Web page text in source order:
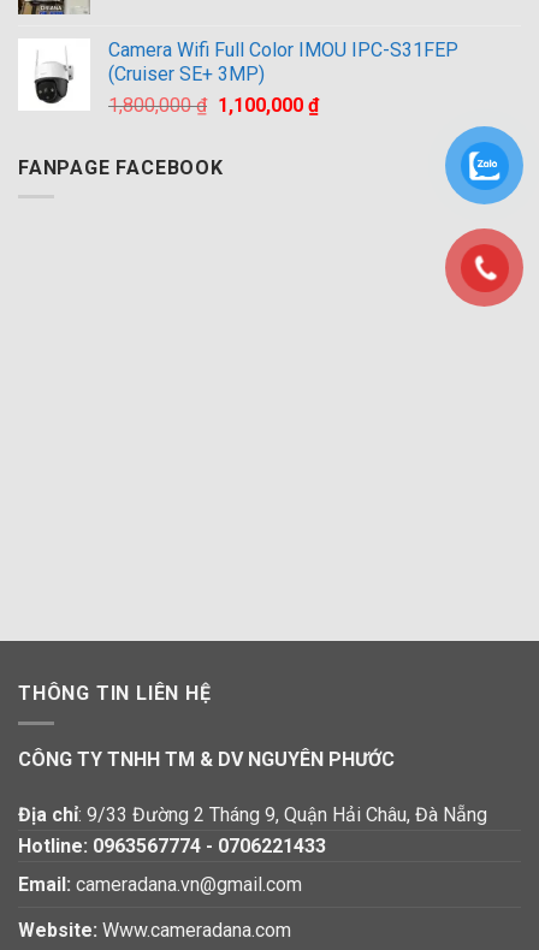
1,800,000 ₫.là:
Camera Wifi Full Color IMOU IPC-S31FEP
(Cruiser SE+ 3MP)
1,800,000₫ Giá
là:
1,800,000 ₫.
1,100,000 ₫Giá
FANPAGE FACEBOOK
THÔNG TIN LIÊN HỆ
CÔNG TY TNHH TM & DV NGUYÊN PHƯỚC
Địa chỉ: 9/33 Đường 2 Tháng 9, Quận Hải Châu, Đà Nẵng
Hotline: 0963567774 - 0706221433
Email: cameradana.vn@gmail.com
Website: Www.cameradana.com